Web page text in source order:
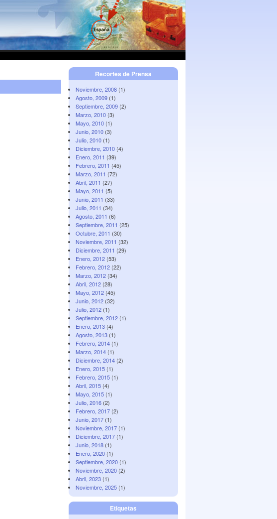
Recortes de Prensa
Noviembre, 2008 (1)
Agosto, 2009 (1)
Septiembre, 2009 (2)
Marzo, 2010 (3)
Mayo, 2010 (1)
Junio, 2010 (3)
Julio, 2010 (1)
Diciembre, 2010 (4)
Enero, 2011 (39)
Febrero, 2011 (45)
Marzo, 2011 (72)
Abril, 2011 (27)
Mayo, 2011 (5)
Junio, 2011 (33)
Julio, 2011 (34)
Agosto, 2011 (6)
Septiembre, 2011 (25)
Octubre, 2011 (30)
Noviembre, 2011 (32)
Diciembre, 2011 (29)
Enero, 2012 (53)
Febrero, 2012 (22)
Marzo, 2012 (34)
Abril, 2012 (28)
Mayo, 2012 (45)
Junio, 2012 (32)
Julio, 2012 (1)
Septiembre, 2012 (1)
Enero, 2013 (4)
Agosto, 2013 (1)
Febrero, 2014 (1)
Marzo, 2014 (1)
Diciembre, 2014 (2)
Enero, 2015 (1)
Febrero, 2015 (1)
Abril, 2015 (4)
Mayo, 2015 (1)
Julio, 2016 (2)
Febrero, 2017 (2)
Junio, 2017 (1)
Noviembre, 2017 (1)
Diciembre, 2017 (1)
Junio, 2018 (1)
Enero, 2020 (1)
Septiembre, 2020 (1)
Noviembre, 2020 (2)
Abril, 2023 (1)
Noviembre, 2025 (1)
Etiquetas